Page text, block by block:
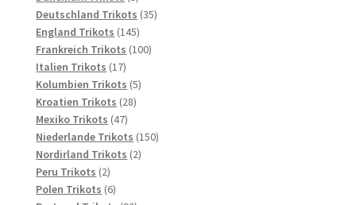
Produkte
Deutschland Trikots 3535
England Trikots 145145
Produkte
Frankreich Trikots 100100
Italien Trikots 1717
Produkte
Kolumbien Trikots 55
Kroatien Trikots 2828
Mexiko Trikots 4747
Produkte
Niederlande Trikots 150150
Nordirland Trikots 22
Peru Trikots 22
Produkte
Polen Trikots 66